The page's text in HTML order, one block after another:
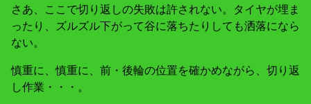
さあ、ここで切り返しの失敗は許されない。タイヤが埋ま
ったり、ズルズル下がって谷に落ちたりしても洒落になら
ない。
慎重に、慎重に、前・後輪の位置を確かめながら、切り返
し作業・・・。